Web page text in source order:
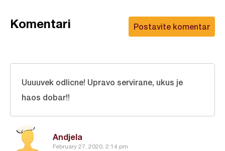
Postavite komentar
Komentari
Andjela
February 27, 2020, 2:14 pm
Uuuuvek odlicne! Upravo servirane, ukus je
haos dobar!!